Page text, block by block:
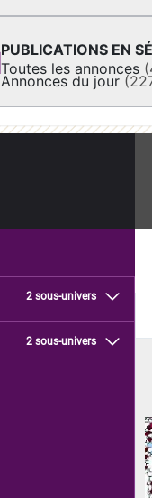
PUBLICATIONS EN
Toutes les annonces
Annonces du jour
2 sous-univers
2 sous-univers